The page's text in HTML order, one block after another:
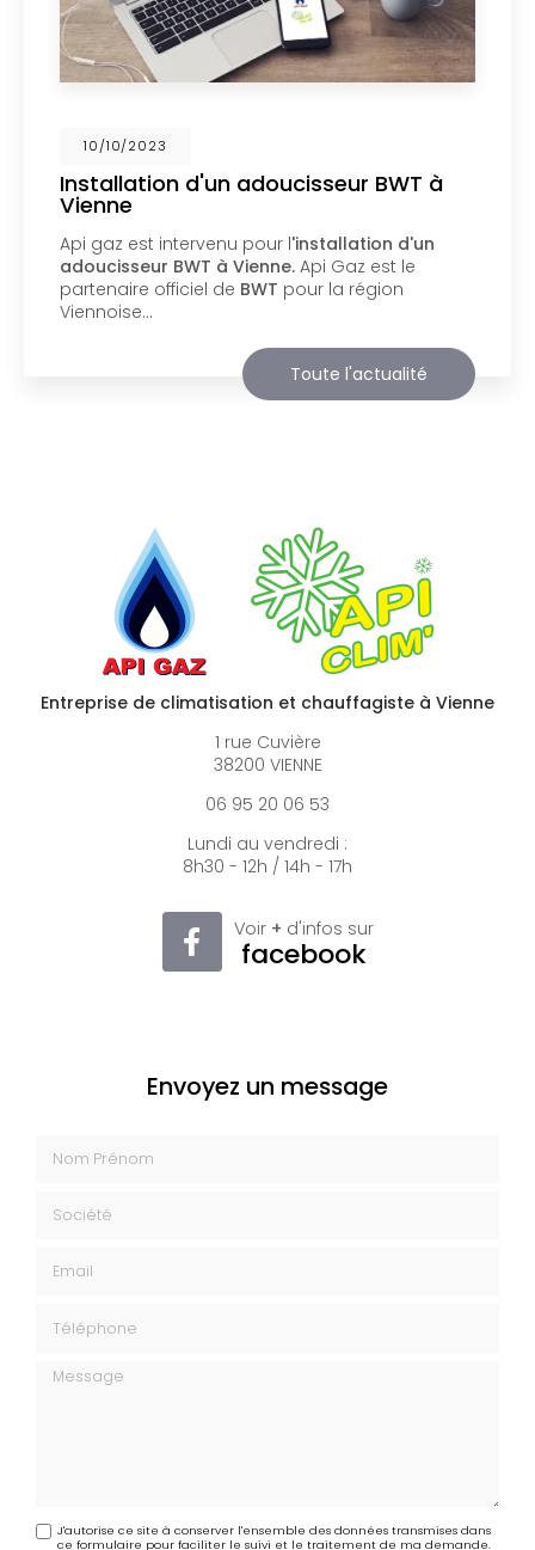
02/10/2023
Nouveau support de communication
web
Api Gaz à Viennevous présente son nouveau
support de communication web réalisé par la
sociétéBIIM COM . Vous souhaitant une
agréable visite, si vous avez besoin…
Toute l'actualité
Entreprise de climatisation et chauffagiste à Vienne
1 rue Cuvière
38200 VIENNE
06 95 20 06 53
Lundi au vendredi :
8h30 - 12h / 14h - 17h
Voir + d'infos sur
facebook
Envoyez un message
Message
J'autorise ce site à conserver l'ensemble des données transmises dans
ce formulaire pour faciliter le suivi et le traitement de ma demande.